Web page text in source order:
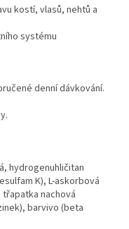
kostí, vlasů, nehtů a
systému
denní dávkování.
hydrogenuhličitan
K), L-askorbová
nachová
barvivo (beta